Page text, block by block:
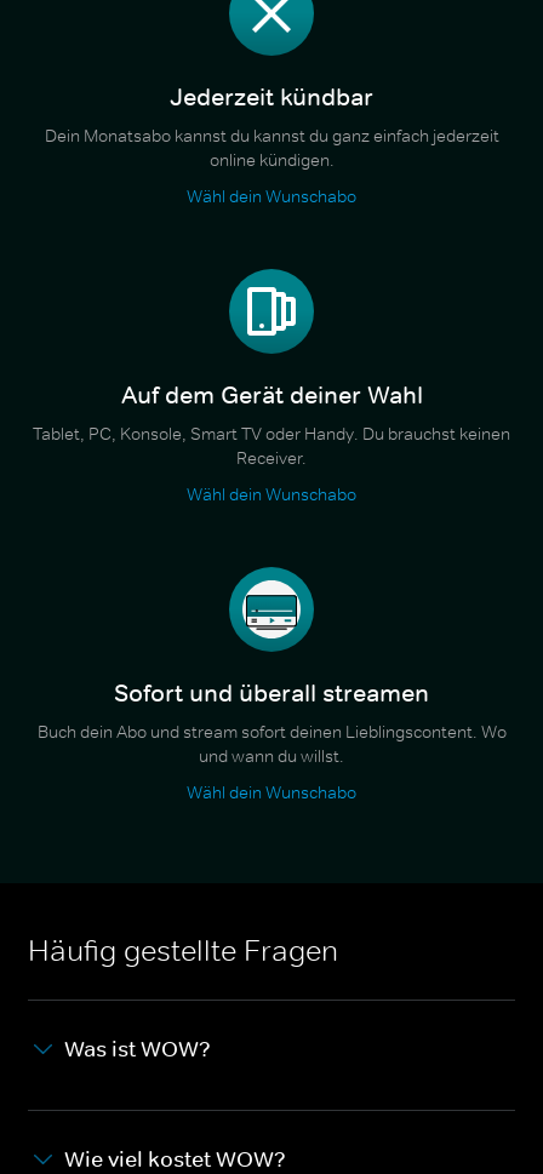
Jederzeit kündbar
Dein Monatsabo kannst du kannst du ganz einfach jederzeit
online kündigen.
Wähl dein Wunschabo
Auf dem Gerät deiner Wahl
Tablet, PC, Konsole, Smart TV oder Handy. Du brauchst keinen
Receiver.
Wähl dein Wunschabo
Sofort und überall streamen
Buch dein Abo und stream sofort deinen Lieblingscontent. Wo
und wann du willst.
Wähl dein Wunschabo
Häufig gestellte Fragen
Was ist WOW?
Wie viel kostet WOW?